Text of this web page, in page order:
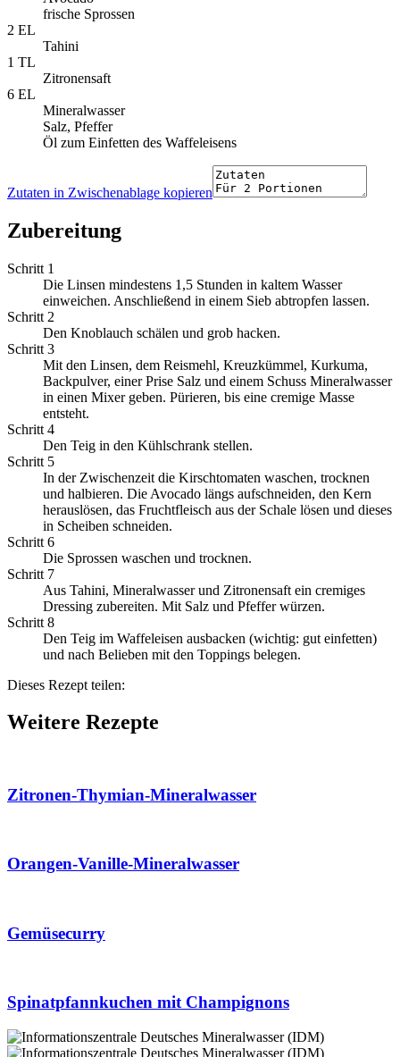
frische Sprossen
2 EL
Tahini
1 TL
Zitronensaft
6 EL
Mineralwasser
Salz, Pfeffer
Öl zum Einfetten des Waffeleisens
Zutaten in Zwischenablage kopieren
Zubereitung
Schritt 1
Die Linsen mindestens 1,5 Stunden in kaltem Wasser
einweichen. Anschließend in einem Sieb abtropfen lassen.
Schritt 2
Den Knoblauch schälen und grob hacken.
Schritt 3
Mit den Linsen, dem Reismehl, Kreuzkümmel, Kurkuma,
Backpulver, einer Prise Salz und einem Schuss Mineralwasser
in einen Mixer geben. Pürieren, bis eine cremige Masse
entsteht.
Schritt 4
Den Teig in den Kühlschrank stellen.
Schritt 5
In der Zwischenzeit die Kirschtomaten waschen, trocknen
und halbieren. Die Avocado längs aufschneiden, den Kern
herauslösen, das Fruchtfleisch aus der Schale lösen und dieses
in Scheiben schneiden.
Schritt 6
Die Sprossen waschen und trocknen.
Schritt 7
Aus Tahini, Mineralwasser und Zitronensaft ein cremiges
Dressing zubereiten. Mit Salz und Pfeffer würzen.
Schritt 8
Den Teig im Waffeleisen ausbacken (wichtig: gut einfetten)
und nach Belieben mit den Toppings belegen.
Dieses Rezept teilen:
Weitere Rezepte
Zitronen-Thymian-Mineralwasser
Orangen-Vanille-Mineralwasser
Gemüsecurry
Spinatpfannkuchen mit Champignons